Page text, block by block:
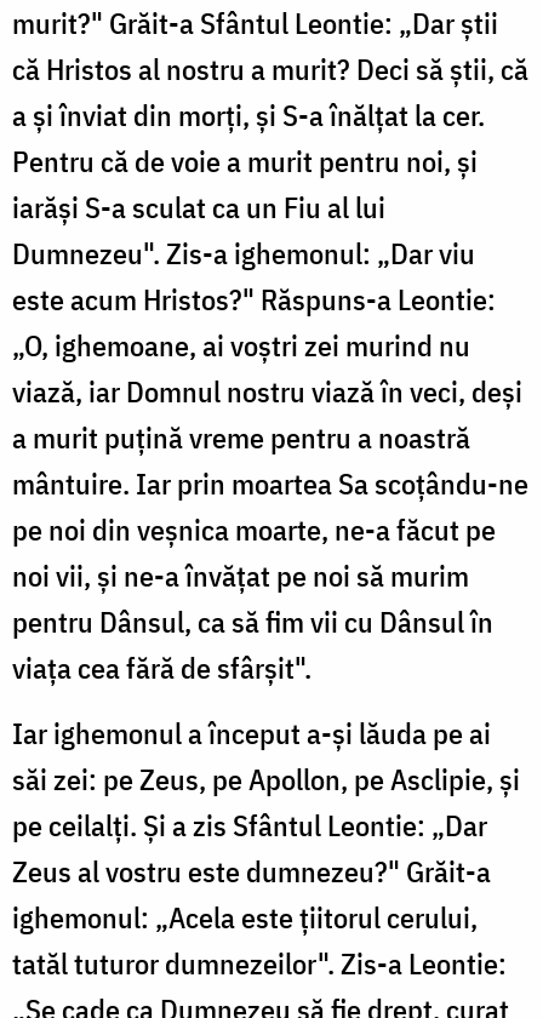
murit?" Grăit-a Sfântul Leontie: „Dar știi
că Hristos al nostru a murit? Deci să știi, că
a și înviat din morți, și S-a înălțat la cer.
Pentru că de voie a murit pentru noi, și
iarăși S-a sculat ca un Fiu al lui
Dumnezeu". Zis-a ighemonul: „Dar viu
este acum Hristos?" Răspuns-a Leontie:
„O, ighemoane, ai voștri zei murind nu
viază, iar Domnul nostru viază în veci, deși
a murit puțină vreme pentru a noastră
mântuire. Iar prin moartea Sa scoțându-ne
pe noi din veșnica moarte, ne-a făcut pe
noi vii, și ne-a învățat pe noi să murim
pentru Dânsul, ca să fim vii cu Dânsul în
viața cea fără de sfârșit".
Iar ighemonul a început a-și lăuda pe ai
săi zei: pe Zeus, pe Apollon, pe Asclipie, și
pe ceilalți. Și a zis Sfântul Leontie: „Dar
Zeus al vostru este dumnezeu?" Grăit-a
ighemonul: „Acela este țiitorul cerului,
tatăl tuturor dumnezeilor". Zis-a Leontie:
„Se cade ca Dumnezeu să fie drept, curat